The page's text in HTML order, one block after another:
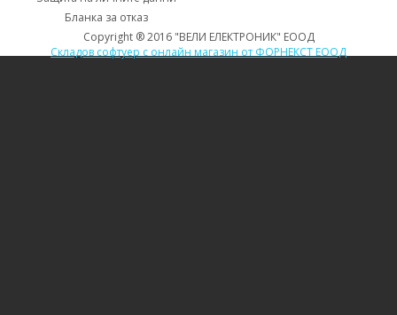
Бланка за отказ
Copyright ® 2016 "ВЕЛИ ЕЛЕКТРОНИК" ЕООД
Складов софтуер с онлайн магазин от ФОРНЕКСТ ЕООД